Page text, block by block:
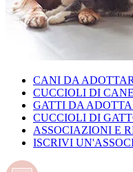
CANI DA
CUCCIOLI DI
GATTI DA
CUCCIOLI DI
ASSOCIAZIONI E
ISCRIVI